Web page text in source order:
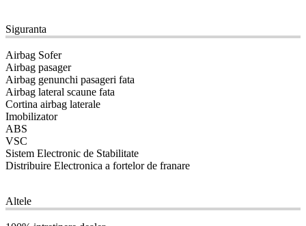
Siguranta
Airbag Sofer
Airbag pasager
Airbag genunchi pasageri fata
Airbag lateral scaune fata
Cortina airbag laterale
Imobilizator
ABS
VSC
Sistem Electronic de Stabilitate
Distribuire Electronica a fortelor de franare
Altele